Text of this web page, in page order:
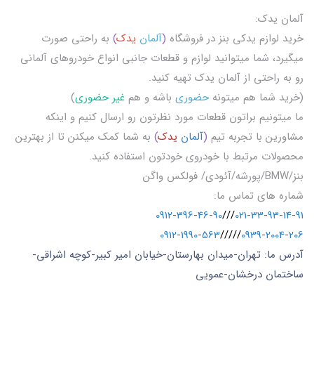
آلمان یدک:
خرید لوازم یدکی بنز در فروشگاه (آلمان یدک) به راحتی صورت
میگیرد، شما میتوانید لوازم و قطعات جانبی انواع خودروهای آلمانی
رو به راحتی از آلمان یدک تهیه کنید.
(خرید شما هم میتونه حضوری باشه و هم غیر حضوری)
ما میتونیم براتون قطعات مورد نظرتون رو ارسال کنیم و اینکه
مشاورین با تجربه تیم (آلمان یدک) به شما کمک میکنن تا از بهترین
محصولات مرتبط با خودروی خودتون استفاده کنید.
بنز/BMW/پورشه/آئودی/ فولکس واگن
شماره های تماس ما:
021-33-93-14-91
///
0912-396-46-90
0939-2004-206
/////
0912-1990-563
آدرس ما: تهران-میدان بهارستان-خیابان امیر کبیر-کوچه اشراقی-
ساختمان درخشان-عمویی